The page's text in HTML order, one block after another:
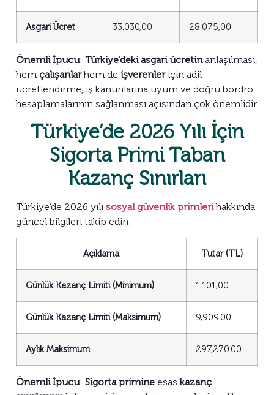
Asgari Ücret 33.030,00 28.075,00
Önemli İpucu: Türkiye’deki asgari ücretinanlaşılması,
hem çalışanlarhem de işverenleriçin adil
ücretlendirme, iş kanunlarına uyum ve doğru bordro
hesaplamalarının sağlanması açısından çok önemlidir.
Türkiye’de 2026 Yılı İçin
Sigorta Primi Taban
Kazanç Sınırları
Türkiye’de 2026 yılı sosyal güvenlik primlerihakkında
güncel bilgileri takip edin:
Açıklama Tutar (TL)
Günlük Kazanç Limiti (Minimum) 1.101,00
Günlük Kazanç Limiti (Maksimum) 9,909.00
Aylık Maksimum 297,270.00
Önemli İpucu: Sigorta primine esaskazanç